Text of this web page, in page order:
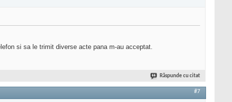
si sa le trimit diverse acte pana m-au acceptat.
Răspunde cu citat
#7